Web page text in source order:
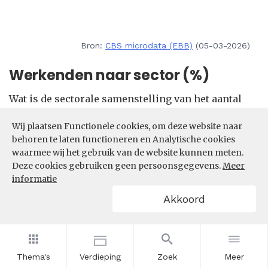
Thema's Verdieping Zoek Meer
Wij plaatsen Functionele cookies, om deze website naar
behoren te laten functioneren en Analytische cookies
waarmee wij het gebruik van de website kunnen meten.
Deze cookies gebruiken geen persoonsgegevens.Meer
informatie
Akkoord
Bron: CBS microdata (EBB) (05-03-2026)
Werkenden naar sector (%)
Wat is de sectorale samenstelling van het aantal
beroepen? In welke sectoren zijn de meeste
werkenden in de beroepsklasse Zorg en welzijn
beroepen actief?